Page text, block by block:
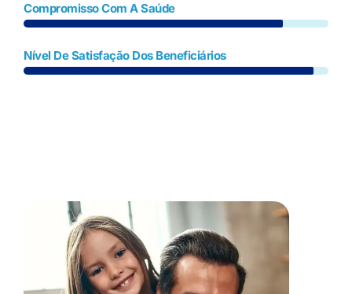
Compromisso Com A Saúde
Nível De Satisfação Dos Beneficiários